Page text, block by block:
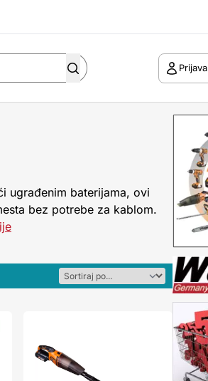
Prijava
ugrađenim baterijama, ovi
bez potrebe za kablom.